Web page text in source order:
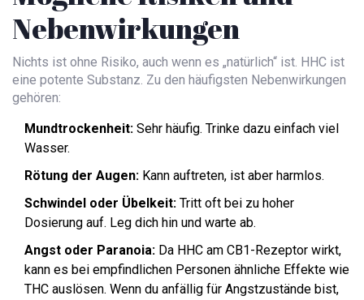
Nebenwirkungen
Nichts ist ohne Risiko, auch wenn es „natürlich“ ist. HHC ist
eine potente Substanz. Zu den häufigsten Nebenwirkungen
gehören:
Mundtrockenheit: Sehr häufig. Trinke dazu einfach viel
Wasser.
Rötung der Augen: Kann auftreten, ist aber harmlos.
Schwindel oder Übelkeit: Tritt oft bei zu hoher
Dosierung auf. Leg dich hin und warte ab.
Angst oder Paranoia: Da HHC am CB1-Rezeptor wirkt,
kann es bei empfindlichen Personen ähnliche Effekte wie
THC auslösen. Wenn du anfällig für Angstzustände bist,